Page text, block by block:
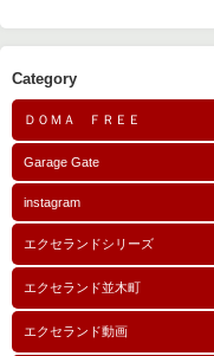
Category
ＤＯＭＡ ＦＲＥＥ
Garage Gate
instagram
エクセランドシリーズ
エクセランド並木町
エクセランド動画